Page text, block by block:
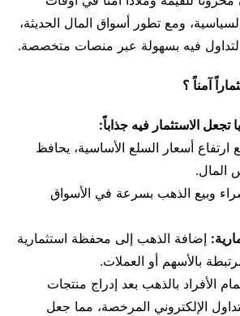
ومع تطور أسواق المال الحديثة،
التداول فيه بسهولة عبر منصات متخصصة.
آمناً ؟
تجعل الاستثمار فيه جذاباً:
ارتفاع أسعار السلع الأساسية، يحافظ
المال.
وبيع الذهب بسرعة في الأسواق
إضافة الذهب إلى محفظة استثمارية
بالأسهم أو العملات.
الأفراد بالذهب بعد إدراج منتجات
الإلكتروني المرخصة، مما جعل